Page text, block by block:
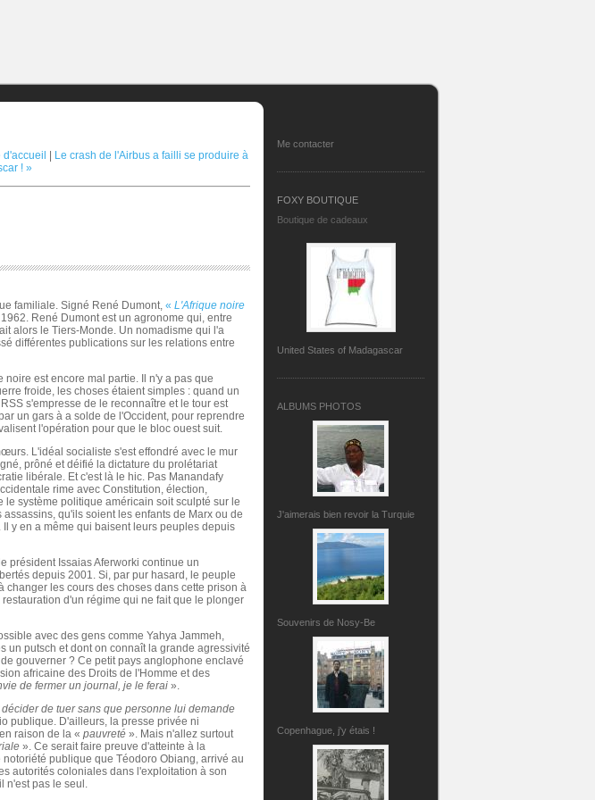
Me contacter
FOXY BOUTIQUE
Boutique de cadeaux
United States of Madagascar
ALBUMS PHOTOS
J'aimerais bien revoir la Turquie
Souvenirs de Nosy-Be
Copenhague, j'y étais !
d'accueil
Le crash de l'Airbus a failli se produire à
! »
familiale. Signé René Dumont, « L'Afrique noire
René Dumont est un agronome qui, entre
alors le Tiers-Monde. Un nomadisme qui l'a
différentes publications sur les relations entre
est encore mal partie. Il n'y a pas que
froide, les choses étaient simples : quand un
s'empresse de le reconnaître et le tour est
un gars à a solde de l'Occident, pour reprendre
l'opération pour que le bloc ouest suit.
L'idéal socialiste s'est effondré avec le mur
prôné et déifié la dictature du prolétariat
libérale. Et c'est là le hic. Pas Manandafy
rime avec Constitution, élection,
système politique américain soit sculpté sur le
qu'ils soient les enfants de Marx ou de
y en a même qui baisent leurs peuples depuis
président Issaias Aferworki continue un
depuis 2001. Si, par pur hasard, le peuple
les cours des choses dans cette prison à
d'un régime qui ne fait que le plonger
avec des gens comme Yahya Jammeh,
un putsch et dont on connaît la grande agressivité
gouverner ? Ce petit pays anglophone enclavé
africaine des Droits de l'Homme et des
de fermer un journal, je le ferai ».
décider de tuer sans que personne lui demande
publique. D'ailleurs, la presse privée ni
raison de la « pauvreté ». Mais n'allez surtout
». Ce serait faire preuve d'atteinte à la
publique que Téodoro Obiang, arrivé au
autorités coloniales dans l'exploitation à son
n'est pas le seul.